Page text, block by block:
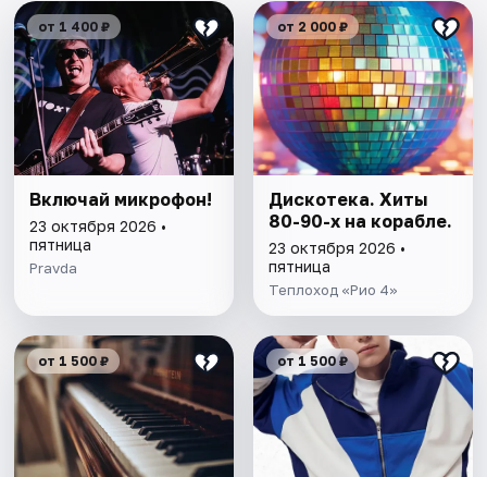
от 1 400 ₽
Включай микрофон!
23 октября 2026 •
пятница
Pravda
от 2 000 ₽
Дискотека. Хиты
80-90-х на корабле.
23 октября 2026 •
пятница
Теплоход «Рио 4»
от 1 500 ₽ от 1 500 ₽